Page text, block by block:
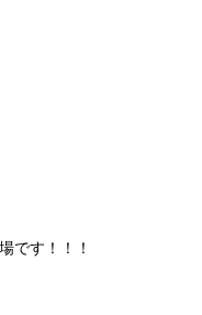
です！！！